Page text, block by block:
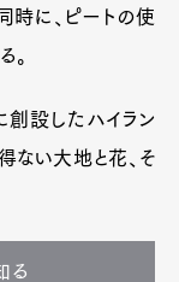
時に、ピートの使
。
設したハイラン
ない大地と花、そ
る